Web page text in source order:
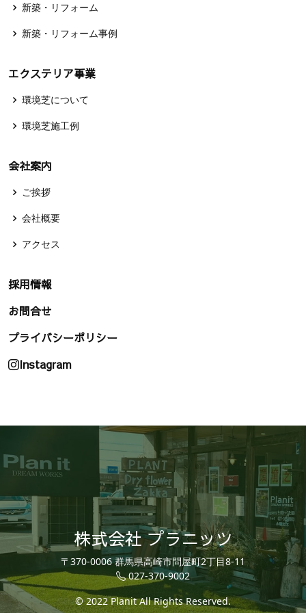
新築・リフォーム
新築・リフォーム事例
エクステリア事業
環境芝について
環境芝施工例
会社案内
ご挨拶
会社概要
アクセス
採用情報
お問合せ
プライバシーポリシー
Instagram
株式会社 プラニッツ
〒370-0006 群馬県高崎市問屋町2丁目8-11
027-370-9002
© 2022 Planit All Rights Reserved.